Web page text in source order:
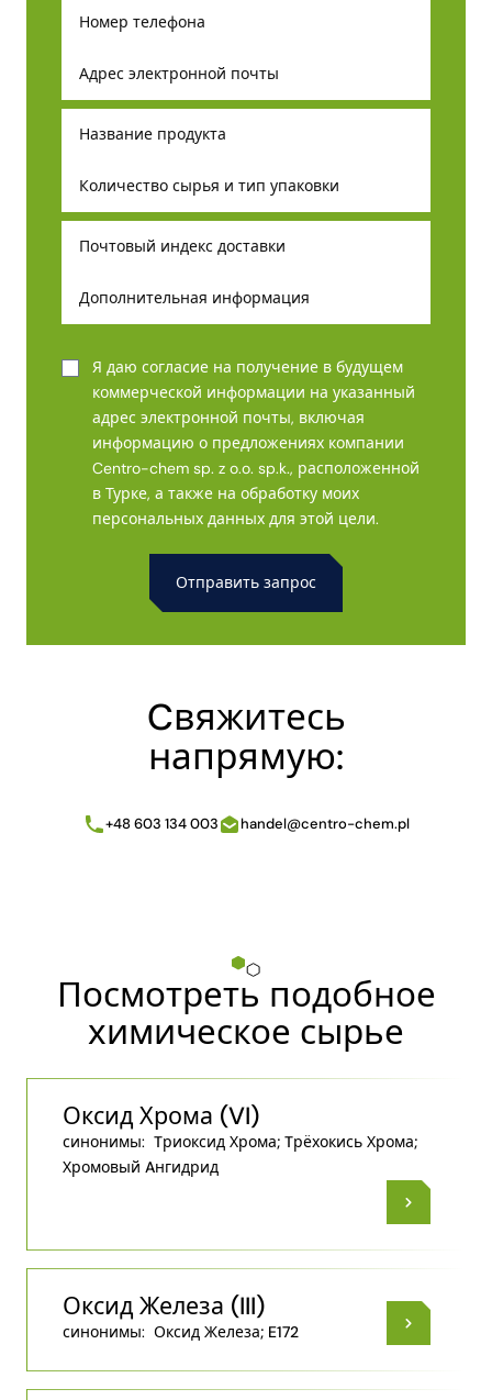
Я даю согласие на получение в будущем
коммерческой информации на указанный
адрес электронной почты, включая
информацию о предложениях компании
Centro-chem sp. z o.o. sp.k., расположенной
в Турке, а также на обработку моих
персональных данных для этой цели.
Cвяжитесь
напрямую:
+48 603 134 003 handel@centro-chem.pl
Посмотреть подобное
химическое сырье
Оксид Хрома (VI)
синонимы: Tриоксид Хрома; Tрёхокись Хрома;
Хромовый Aнгидрид
Оксид Железа (III)
синонимы: Оксид Железа; E172